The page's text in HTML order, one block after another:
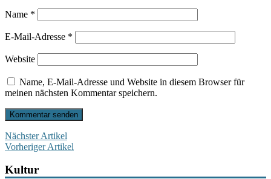
Name *
E-Mail-Adresse *
Website
Name, E-Mail-Adresse und Website in diesem Browser für
meinen nächsten Kommentar speichern.
Nächster Artikel
Vorheriger Artikel
Kultur